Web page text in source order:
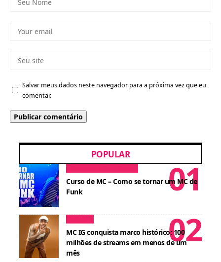
Salvar meus dados neste navegador para a próxima vez que eu
comentar.
POPULAR
Curso de MC – Como se tornar um MC de
Funk
MC IG conquista marco histórico: 100
milhões de streams em menos de um
mês